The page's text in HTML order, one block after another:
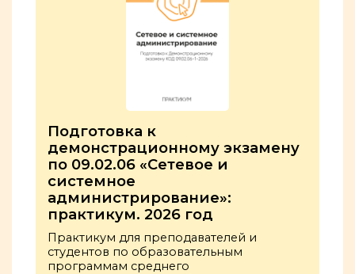
Подготовка к
демонстрационному экзамену
по 09.02.06 «Сетевое и
системное
администрирование»:
практикум. 2026 год
Практикум для преподавателей и
студентов по образовательным
программам среднего